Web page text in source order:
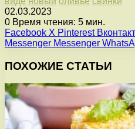
02.03.2023
0 Время чтения: 5 мин.
Facebook X Pinterest
Messenger Messenger
ПОХОЖИЕ СТАТЬИ